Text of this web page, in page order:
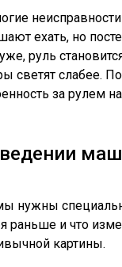
ехать, но
руль
слабее. По
за рулем
нужны
раньше и что
картины.